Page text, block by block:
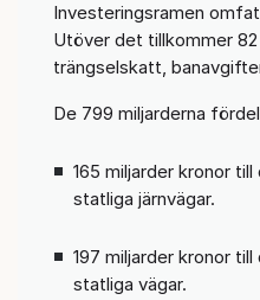
Investeringsramen
Utöver det tillkommer
trängselskatt,
De 799 miljarderna
165 miljarder kronor
statliga järnvägar.
197 miljarder kronor
statliga vägar.